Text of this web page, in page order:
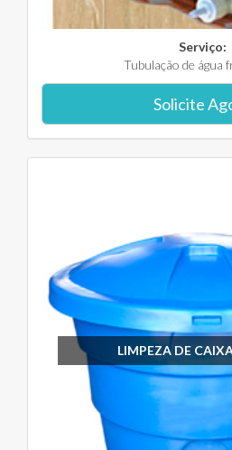
Serviço:
Tubulação de água
Solicite
LIMPEZA DE